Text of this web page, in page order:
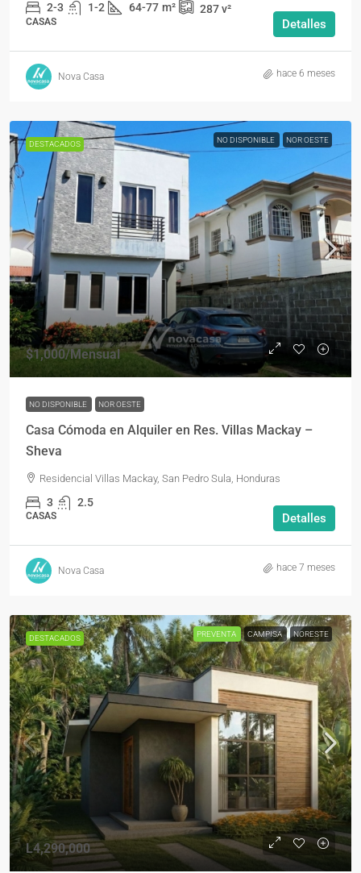
2-3 1-2 64-77 m² 287v²
CASAS Detalles
Nova Casa hace 6 meses
DESTACADOS NO DISPONIBLE NOR OESTE
$1,000/Mensual
NO DISPONIBLE NOR OESTE
Casa Cómoda en Alquiler en Res. Villas Mackay –
Sheva
Residencial Villas Mackay, San Pedro Sula, Honduras
3 2.5
CASAS Detalles
Nova Casa hace 7 meses
DESTACADOS PREVENTA CAMPISA NORESTE
L4,290,000